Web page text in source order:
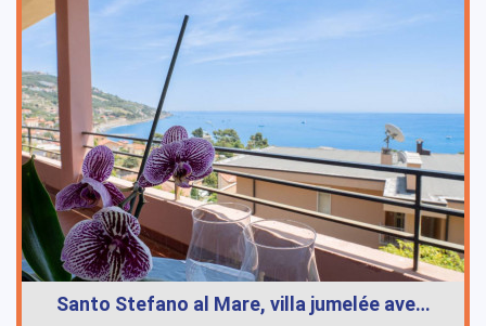
Santo Stefano al Mare, villa jumelée ave…